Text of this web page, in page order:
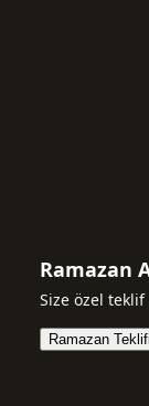
Ramazan
Size özel teklif
Ramazan